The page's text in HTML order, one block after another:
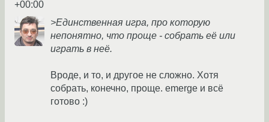
+00:00
>Единственная игра, про которую
непонятно, что проще - собрать её или
играть в неё.
Вроде, и то, и другое не сложно. Хотя
собрать, конечно, проще. emerge и всё
готово :)